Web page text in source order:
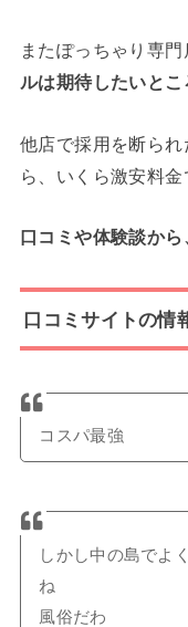
またぽっちゃり専門
ルは期待したいとこ
他店で採用を断ら
ら、いくら激安料金
口コミや体験談か
口コミサイトの情
コスパ最強
しかし中の島でよ
ね
風俗だわ